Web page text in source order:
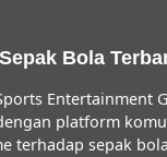
Bola
platform
terhadap sepak